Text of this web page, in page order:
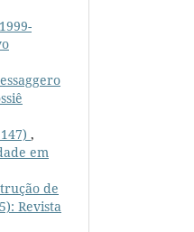
,
em
de
Revista